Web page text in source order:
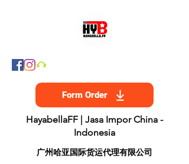
Form Order
HayabellaFF | Jasa Impor China -
Indonesia
​广州哈亚国际货运代理有限公司